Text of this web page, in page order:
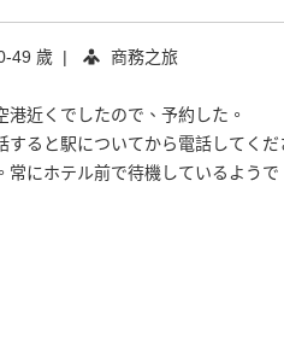
49 歲 | 商務之旅
近くでしたので、予約した。
すると駅についてから電話してくだ
にホテル前で待機しているようで
ったので、1人で満喫。飲み物は、
い。水風呂がサウナ前にあり。整
フチに座ってくつろいだ。
カーテンができ太陽の光が入り心